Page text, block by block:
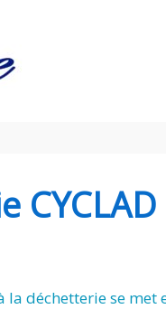
CYCLAD
la déchetterie se